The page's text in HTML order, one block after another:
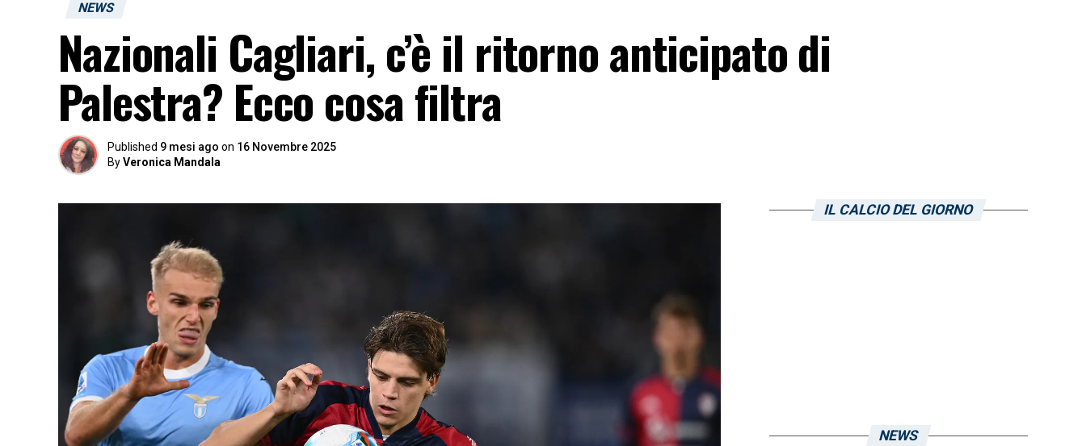
NEWS
Nazionali Cagliari, c’è il ritorno anticipato di
Palestra? Ecco cosa filtra
Published 9 mesi ago on 16 Novembre 2025
ByVeronica Mandala
IL CALCIO DEL GIORNO
NEWS